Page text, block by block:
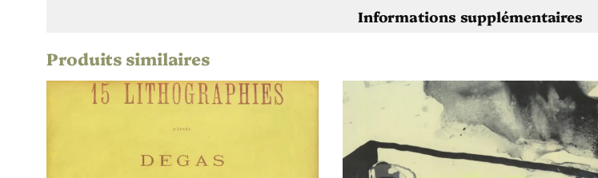
Informations supplémentaires
Attributs Valeur
Titre Blés primitifs en Velay
1950
Produits similaires